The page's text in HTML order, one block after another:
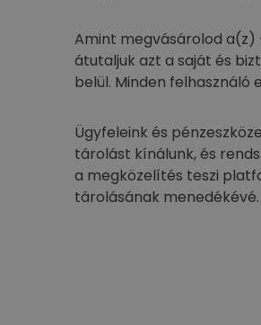
Amint megvásárolod a(z)
átutaljuk azt a saját és
belül. Minden felhasználó
Ügyfeleink és
tárolást kínálunk, és
a megközelítés teszi
tárolásának menedékévé.